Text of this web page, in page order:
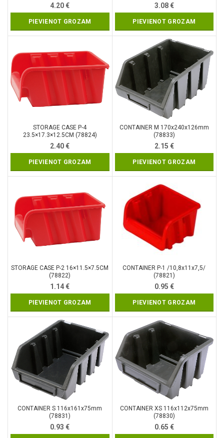
4.20€
PIEVIENOT GROZAM
3.08€
PIEVIENOT GROZAM
STORAGE CASE P-4
23.5×17.3×12.5CM (78824)
2.40€
PIEVIENOT GROZAM
CONTAINER M 170x240x126mm
(78833)
2.15 €
PIEVIENOT GROZAM
STORAGE CASE P-2 16×11.5×7.5CM
(78822)
1.14€
PIEVIENOT GROZAM
CONTAINER P-1 /10,8x11x7,5/
(78821)
0.95 €
PIEVIENOT GROZAM
CONTAINER S 116x161x75mm
(78831)
0.93€
CONTAINER XS 116x112x75mm
(78830)
0.65 €